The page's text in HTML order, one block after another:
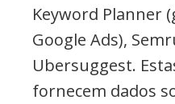
Keyword Planner
Google Ads),
Ubersuggest.
fornecem dados